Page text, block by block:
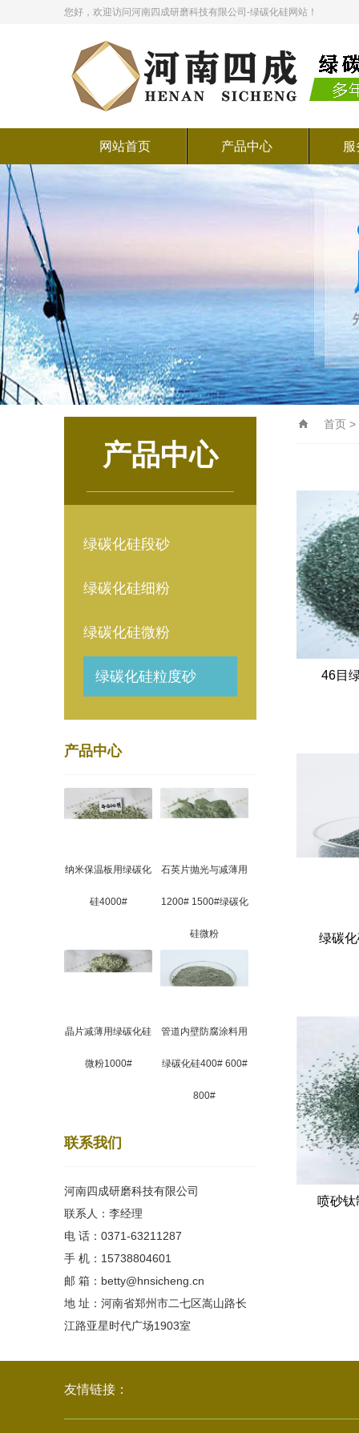
您好，欢迎访问河南四成研磨科技有限公司-绿碳化硅网站！
网站首页 产品中心
产品中心
绿碳化硅段砂
绿碳化硅细粉
绿碳化硅微粉
绿碳化硅粒度砂
产品中心
纳米保温板用绿碳化
硅4000#
石英片抛光与减薄用
1200# 1500#绿碳化
硅微粉
晶片减薄用绿碳化硅
微粉1000#
管道内壁防腐涂料用
绿碳化硅400# 600#
800#
联系我们
河南四成研磨科技有限公司
联系人：李经理
电 话：0371-63211287
手 机：15738804601
邮 箱：betty@hnsicheng.cn
地 址：河南省郑州市二七区嵩山路长
江路亚星时代广场1903室
首页 >
46目
绿碳
喷砂
友情链接：